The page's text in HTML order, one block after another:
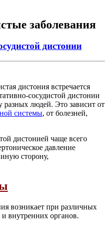
заболевания
дистонии
дистония встречается
сосудистой дистонии
разных людей. Это зависит от
системы, от болезней,
дистонией чаще всего
давление
сторону,
возникает при различных
внутренних органов.